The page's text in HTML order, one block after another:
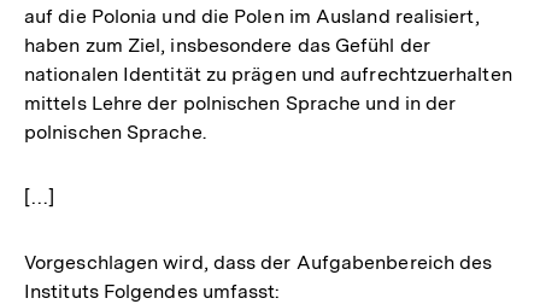
auf die Polonia und die Polen im Ausland realisiert,
haben zum Ziel, insbesondere das Gefühl der
nationalen Identität zu prägen und aufrechtzuerhalten
mittels Lehre der polnischen Sprache und in der
polnischen Sprache.
[…]
Vorgeschlagen wird, dass der Aufgabenbereich des
Instituts Folgendes umfasst: